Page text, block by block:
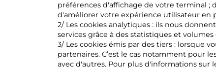
préférences d'affichage de votre terminal ;
d'améliorer votre expérience utilisateur en
2/ Les cookies analytiques : ils nous
services grâce à des statistiques et
3/ Les cookies émis par des tiers : lorsque
partenaires. C’est le cas notamment pour
avec d'autres. Pour plus d'informations sur